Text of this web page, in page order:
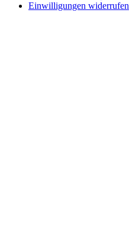
Einwilligungen widerrufen